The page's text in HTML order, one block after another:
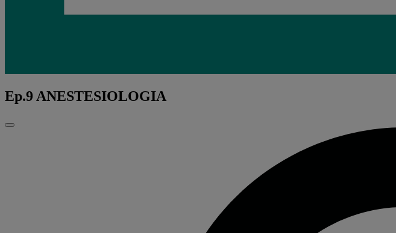
Ep.9 ANESTESIOLOGIA
Fechar